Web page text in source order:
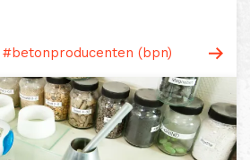
#betonproducenten (bpn)